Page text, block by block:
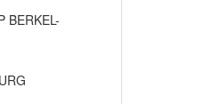
BERKEL-